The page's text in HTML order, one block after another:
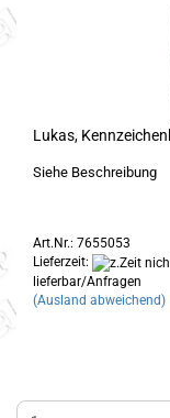
Lukas,
Siehe Beschreibung
Art.Nr.: 7655053
Lieferzeit:
lieferbar/Anfragen
(Ausland abweichend)